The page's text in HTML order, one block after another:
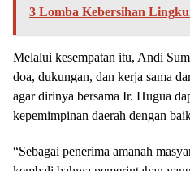
3 Lomba Kebersihan
Melalui kesempatan itu, Andi
doa, dukungan, dan kerja sama
agar dirinya bersama Ir. Hugua
kepemimpinan daerah dengan
“Sebagai penerima amanah